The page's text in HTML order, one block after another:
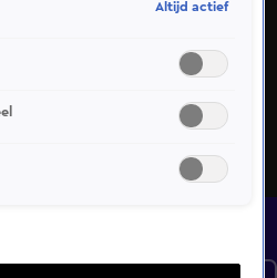
uit seizoen 4 hier. Deze
22 december, 19:59 uur bij
programma en is geschikt
Altijd actief